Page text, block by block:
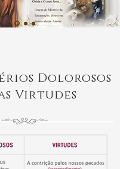
Dolorosos
Virtudes